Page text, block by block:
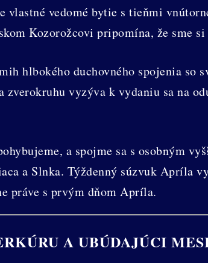
vedomé bytie s tieňmi
Kozorožcovi pripomína, že sme
hlbokého duchovného spojenia
vyzýva k vydaniu sa na
a spojme sa s osobným
a Slnka. Týždenný súzvuk Apríla
práve s prvým dňom Apríla.
A UBÚDAJÚCI